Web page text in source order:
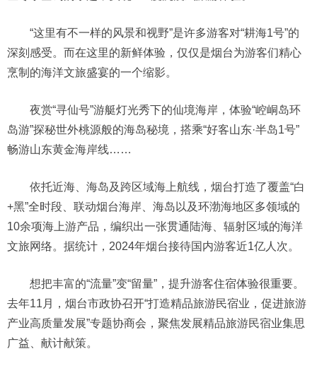
“这里有不一样的风景和视野”是许多游客对“耕海1号”的
深刻感受。而在这里的新鲜体验，仅仅是烟台为游客们精心
烹制的海洋文旅盛宴的一个缩影。
夜赏“寻仙号”游艇灯光秀下的仙境海岸，体验“崆峒岛环
岛游”探秘世外桃源般的海岛秘境，搭乘“好客山东·半岛1号”
畅游山东黄金海岸线……
依托近海、海岛及跨区域海上航线，烟台打造了覆盖“白
+黑”全时段、联动烟台海岸、海岛以及环渤海地区多领域的
10余项海上游产品，编织出一张贯通陆海、辐射区域的海洋
文旅网络。据统计，2024年烟台接待国内游客近1亿人次。
想把丰富的“流量”变“留量”，提升游客住宿体验很重要。
去年11月，烟台市政协召开“打造精品旅游民宿业，促进旅游
产业高质量发展”专题协商会，聚焦发展精品旅游民宿业集思
广益、献计献策。